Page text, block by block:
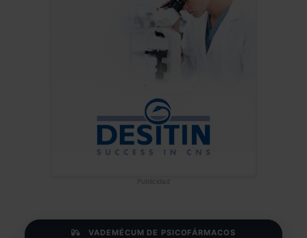
Publicidad
VADEMÉCUM DE PSICOFÁRMACOS